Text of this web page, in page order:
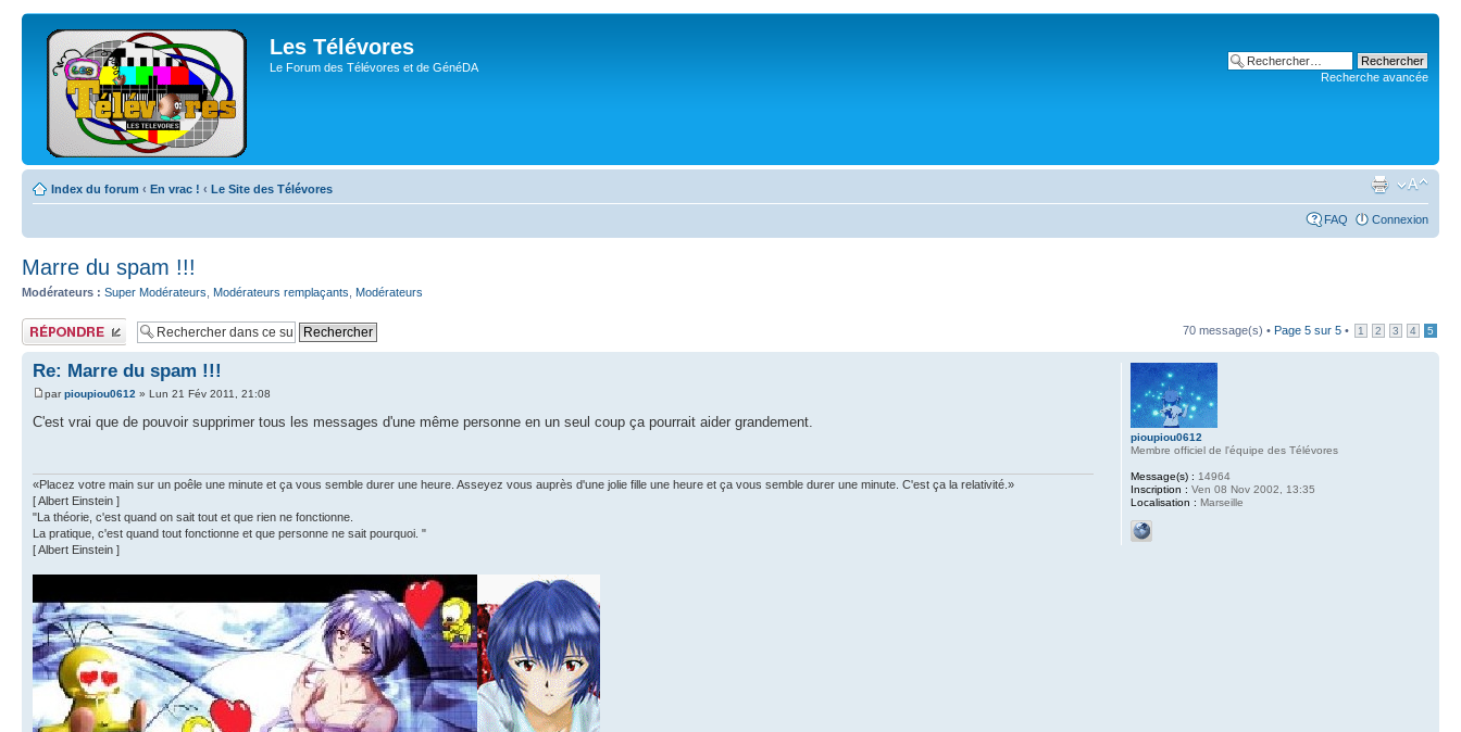
Les Télévores
Le Forum des Télévores et de GénéDA
Recherche avancée
Index du forum ‹ En vrac ! ‹ Le Site des Télévores
FAQ Connexion
Marre du spam !!!
Modérateurs : Super Modérateurs Modérateurs remplaçants Modérateurs
Publier une
réponse
70 message(s) • Page 5 sur 5 • 1 2 3 4 5
Re: Marre du spam !!!
parpioupiou0612 » Lun 21 Fév 2011, 21:08
C'est vrai que de pouvoir supprimer tous les messages d'une même personne en un seul coup ça pourrait aider grandement.
«Placez votre main sur un poêle une minute et ça vous semble durer une heure. Asseyez vous auprès d'une jolie fille une heure et ça vous semble durer une minute. C'est ça la relativité.»
[ Albert Einstein ]
"La théorie, c'est quand on sait tout et que rien ne fonctionne.
La pratique, c'est quand tout fonctionne et que personne ne sait pourquoi. "
[ Albert Einstein ]
pioupiou0612
Membre officiel de l'équipe des Télévores
Message(s) : 14964
Inscription : Ven 08 Nov 2002, 13:35
Localisation : Marseille